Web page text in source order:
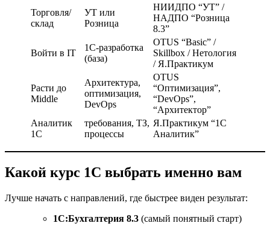
Торговля/
склад
УТ или
Розница
НИИДПО “УТ” /
НАДПО “Розница
8.3”
Войти в IT
1С-разработка
(база)
OTUS “Basic” /
Skillbox / Нетология
/ Я.Практикум
Расти до
Middle
Архитектура,
оптимизация,
DevOps
OTUS
“Оптимизация”,
“DevOps”,
“Архитектор”
Аналитик
1С
требования, ТЗ,
процессы
Я.Практикум “1С
Аналитик”
Какой курс 1С выбрать именно вам
Лучше начать с направлений, где быстрее виден результат:
1С:Бухгалтерия 8.3 (самый понятный старт)